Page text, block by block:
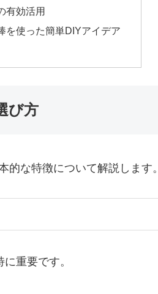
有効活用
を使った簡単DIYアイデア
び方
的な特徴について解説します。
重要です。